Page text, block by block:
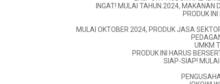
INGAT! MULAI TAHUN 2024, MAKANAN
PRODUK
MULAI OKTOBER 2024, PRODUK JASA
UMKM
PRODUK INI HARUS
SIAP-SIAP!